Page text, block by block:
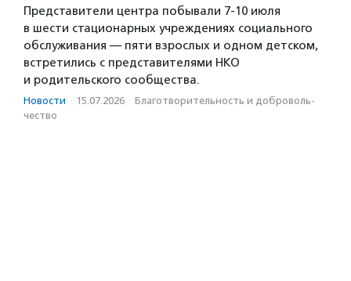
Представители центра побывали 7-10 июля
в шести стационарных учреждениях социального
обслуживания — пяти взрослых и одном детском,
встретились с представителями НКО
и родительского сообщества.
Новости · 15.07.2026 · Благотвори­тель­ность и доброволь­
чест­во